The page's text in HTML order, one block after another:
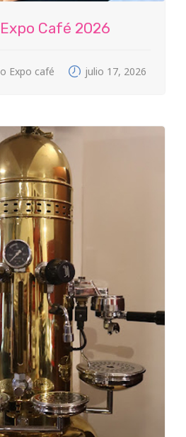
Café 2026
Expo café julio 17, 2026